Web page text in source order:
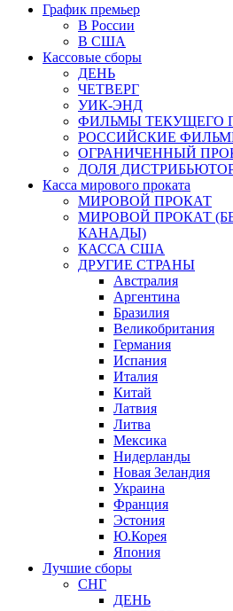
График премьер
В России
В США
Кассовые сборы
ДЕНЬ
ЧЕТВЕРГ
УИК-ЭНД
ФИЛЬМЫ ТЕКУЩЕГО
РОССИЙСКИЕ
ОГРАНИЧЕННЫЙ
ДОЛЯ
Касса мирового проката
МИРОВОЙ ПРОКАТ
МИРОВОЙ ПРОКАТ
КАНАДЫ)
КАССА США
ДРУГИЕ СТРАНЫ
Австралия
Аргентина
Бразилия
Великобритания
Германия
Испания
Италия
Китай
Латвия
Литва
Мексика
Нидерланды
Новая Зеландия
Украина
Франция
Эстония
Ю.Корея
Япония
Лучшие сборы
СНГ
ДЕНЬ